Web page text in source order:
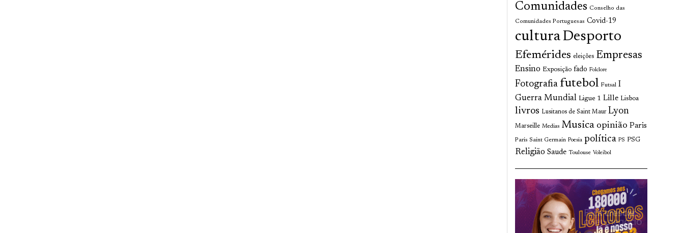
Comunidades Conselho das
Comunidades Portuguesas Covid-19
culturaDesporto
Efemérides eleições Empresas
Ensino Exposição fado Folclore
Fotografia futebol Futsal I
Guerra Mundial Ligue 1 Lille Lisboa
livros Lusitanos de Saint Maur Lyon
Marseille Medias Musica opinião Paris
Paris Saint Germain Poesia política PS PSG
Religião Saude Toulouse Voleibol